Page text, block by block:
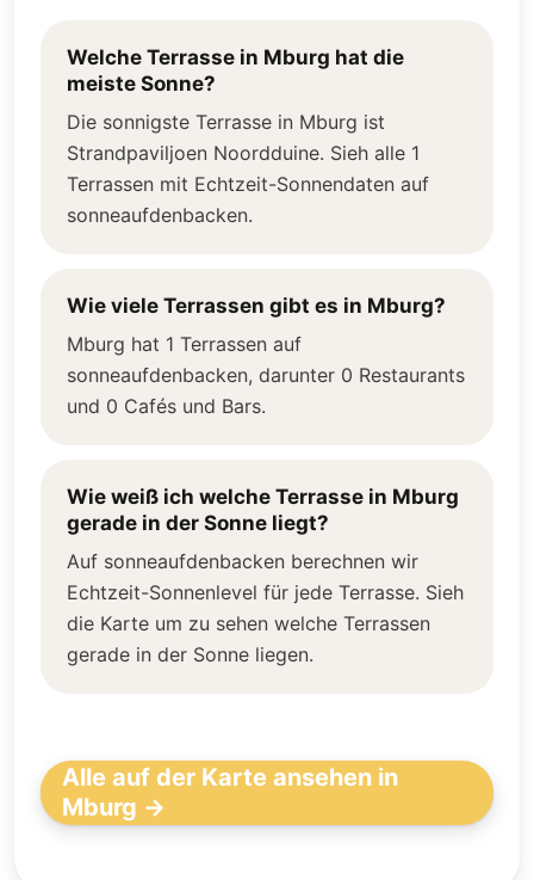
Welche Terrasse in Mburg hat die
meiste Sonne?
Die sonnigste Terrasse in Mburg ist
Strandpaviljoen Noordduine. Sieh alle 1
Terrassen mit Echtzeit-Sonnendaten auf
sonneaufdenbacken.
Wie viele Terrassen gibt es in Mburg?
Mburg hat 1 Terrassen auf
sonneaufdenbacken, darunter 0 Restaurants
und 0 Cafés und Bars.
Wie weiß ich welche Terrasse in Mburg
gerade in der Sonne liegt?
Auf sonneaufdenbacken berechnen wir
Echtzeit-Sonnenlevel für jede Terrasse. Sieh
die Karte um zu sehen welche Terrassen
gerade in der Sonne liegen.
Alle auf der Karte ansehen in
Mburg →